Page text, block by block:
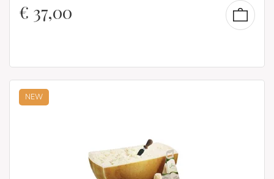
€ 37,00
NEW